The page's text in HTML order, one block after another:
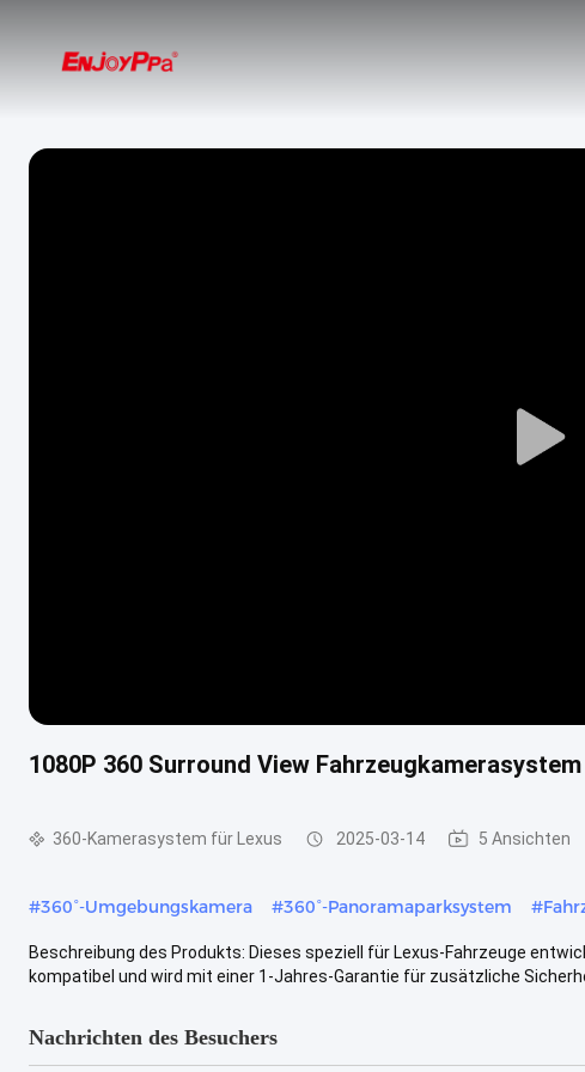
1080P 360 Surround View
360-Kamerasystem für Lexus 2025-03-14 5 Ansichten
#360°-Umgebungskamera #360°-Panoramaparksystem #
Beschreibung des Produkts: Dieses speziell für Lexus-Fahrzeuge
kompatibel und wird mit einer 1-Jahres-Garantie für zusätzliche
Nachrichten des Besuchers